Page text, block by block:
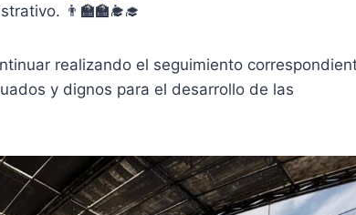
realizando el seguimiento
y dignos para el desarrollo de las